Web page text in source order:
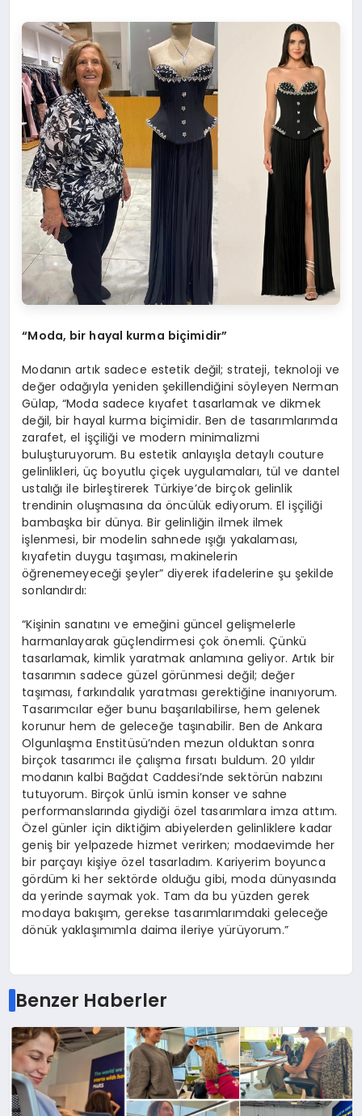
“Moda, bir hayal kurma biçimidir”
Modanın artık sadece estetik değil; strateji, teknoloji ve
değer odağıyla yeniden şekillendiğini söyleyen Nerman
Gülap, “Moda sadece kıyafet tasarlamak ve dikmek
değil, bir hayal kurma biçimidir. Ben de tasarımlarımda
zarafet, el işçiliği ve modern minimalizmi
buluşturuyorum. Bu estetik anlayışla detaylı couture
gelinlikleri, üç boyutlu çiçek uygulamaları, tül ve dantel
ustalığı ile birleştirerek Türkiye’de birçok gelinlik
trendinin oluşmasına da öncülük ediyorum. El işçiliği
bambaşka bir dünya. Bir gelinliğin ilmek ilmek
işlenmesi, bir modelin sahnede ışığı yakalaması,
kıyafetin duygu taşıması, makinelerin
öğrenemeyeceği şeyler” diyerek ifadelerine şu şekilde
sonlandırdı:
“Kişinin sanatını ve emeğini güncel gelişmelerle
harmanlayarak güçlendirmesi çok önemli. Çünkü
tasarlamak, kimlik yaratmak anlamına geliyor. Artık bir
tasarımın sadece güzel görünmesi değil; değer
taşıması, farkındalık yaratması gerektiğine inanıyorum.
Tasarımcılar eğer bunu başarılabilirse, hem gelenek
korunur hem de geleceğe taşınabilir. Ben de Ankara
Olgunlaşma Enstitüsü’nden mezun olduktan sonra
birçok tasarımcı ile çalışma fırsatı buldum. 20 yıldır
modanın kalbi Bağdat Caddesi’nde sektörün nabzını
tutuyorum. Birçok ünlü ismin konser ve sahne
performanslarında giydiği özel tasarımlara imza attım.
Özel günler için diktiğim abiyelerden gelinliklere kadar
geniş bir yelpazede hizmet verirken; modaevimde her
bir parçayı kişiye özel tasarladım. Kariyerim boyunca
gördüm ki her sektörde olduğu gibi, moda dünyasında
da yerinde saymak yok. Tam da bu yüzden gerek
modaya bakışım, gerekse tasarımlarımdaki geleceğe
dönük yaklaşımımla daima ileriye yürüyorum.”
Benzer Haberler